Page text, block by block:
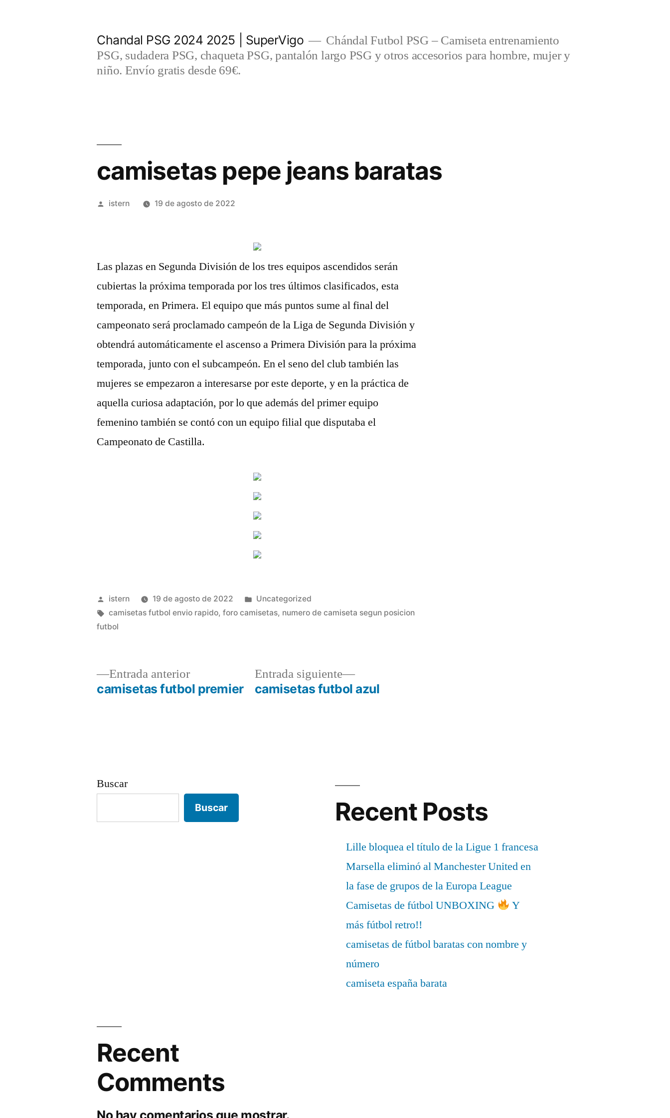
Chandal PSG 2024 2025 | SuperVigo
Chándal Futbol PSG – Camiseta entrenamiento
PSG, sudadera PSG, chaqueta PSG, pantalón largo PSG y otros accesorios para hombre, mujer y
niño. Envío gratis desde 69€.
camisetas pepe jeans baratas
Publicado
istern 19 de agosto de 2022
Las plazas en Segunda División de los tres equipos ascendidos serán
cubiertas la próxima temporada por los tres últimos clasificados, esta
temporada, en Primera. El equipo que más puntos sume al final del
campeonato será proclamado campeón de la Liga de Segunda División y
obtendrá automáticamente el ascenso a Primera División para la próxima
temporada, junto con el subcampeón. En el seno del club también las
mujeres se empezaron a interesarse por este deporte, y en la práctica de
aquella curiosa adaptación, por lo que además del primer equipo
femenino también se contó con un equipo filial que disputaba el
Campeonato de Castilla.
Publicado
por
istern 19 de agosto de 2022
Publicado
en
Uncategorized
Etiquetas:
camisetas futbol envio rapido,foro camisetas, numero de camiseta segun posicion
futbol
Navegación
Entrada anteriorEntrada
anterior:
camisetas futbol premier
Entrada siguiente
Entrada
siguiente:
camisetas futbol azul
Buscar
Buscar Recent Posts
Lille bloquea el título de la Ligue 1 francesa
Marsella eliminó al Manchester United en
la fase de grupos de la Europa League
Camisetas de fútbol UNBOXING
Y
más fútbol retro!!
camisetas de fútbol baratas con nombre y
número
camiseta españa barata
Recent
Comments
No hay comentarios que mostrar.